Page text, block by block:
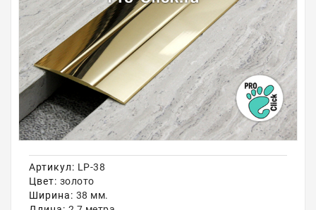
Крепёж и крепления
Садовая мебель
Оплата
Доставка
Самовывоз
Контакты
Акции
Артикул: LP-38
Цвет: золото
Ширина: 38 мм.